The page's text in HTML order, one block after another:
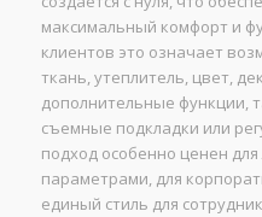
максимальный комфорт и
клиентов это означает
ткань, утеплитель, цвет,
дополнительные функции,
съемные подкладки или
подход особенно ценен
параметрами, для
единый стиль для